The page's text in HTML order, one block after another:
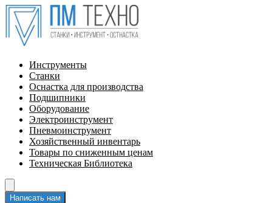
Инструменты
Станки
Оснастка для производства
Подшипники
Оборудование
Электроинструмент
Пневмоинструмент
Хозяйственный инвентарь
Товары по сниженным ценам
Техническая Библиотека
Написать нам